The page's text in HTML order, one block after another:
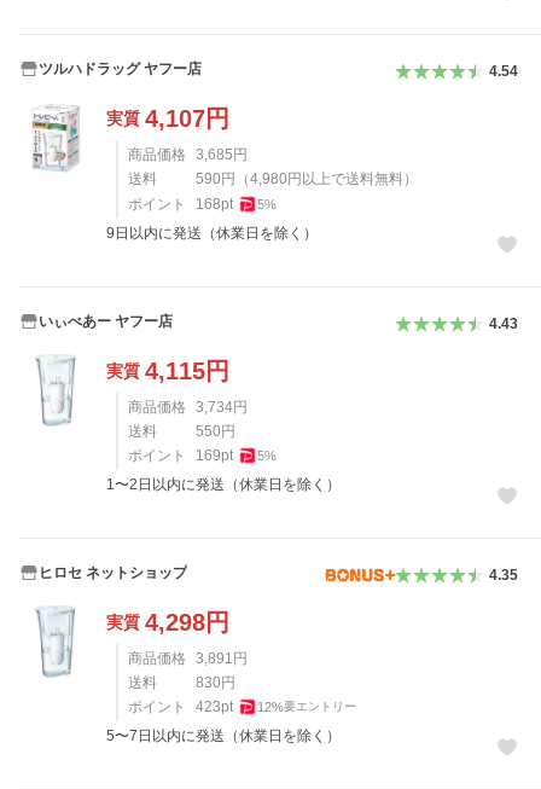
ツルハドラッグ ヤフー店 4.54
実質 4,107円
商品価格 3,685 円
送料
590 円 （4,980 円以上で送料無料）
ポイント
168pt 5%
9日以内に発送（休業日を除く）
いぃべあー ヤフー店 4.43
実質 4,115円
商品価格 3,734円
送料
550 円
ポイント
169pt 5%
1〜2日以内に発送（休業日を除く）
ヒロセ ネットショップ 4.35
実質 4,298円
商品価格 3,891 円
送料
830 円
ポイント
423pt 12%要エントリー
5〜7日以内に発送（休業日を除く）